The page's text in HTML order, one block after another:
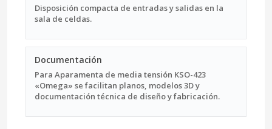
Disposición compacta de entradas y salidas en la
sala de celdas.
Documentación
Para Aparamenta de media tensión KSO-423
«Omega» se facilitan planos, modelos 3D y
documentación técnica de diseño y fabricación.